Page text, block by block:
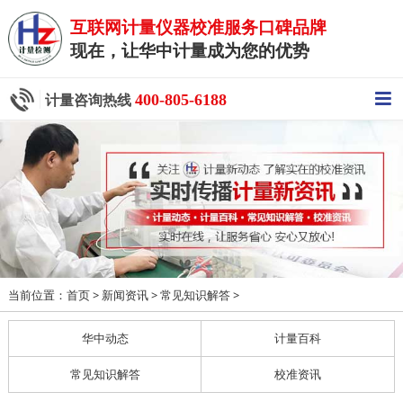
互联网计量仪器校准服务口碑品牌
现在，让华中计量成为您的优势
计量咨询热线 400-805-6188
当前位置： 首页> 新闻资讯> 常见知识解答>
华中动态 计量百科
常见知识解答 校准资讯